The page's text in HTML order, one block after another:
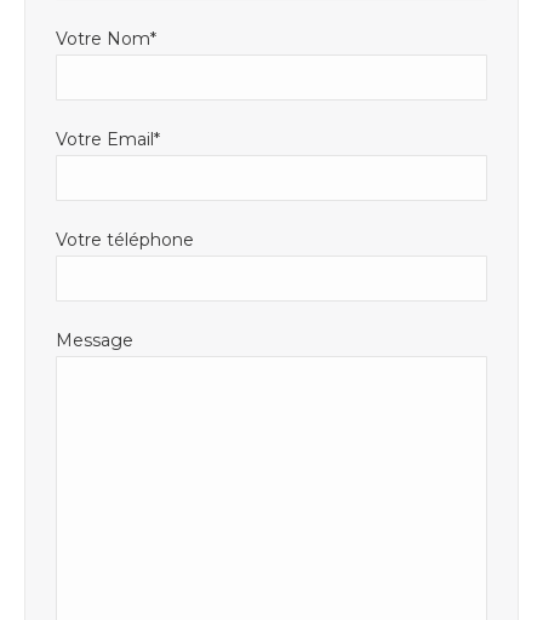
Votre Nom*
Votre Email*
Votre téléphone
Message